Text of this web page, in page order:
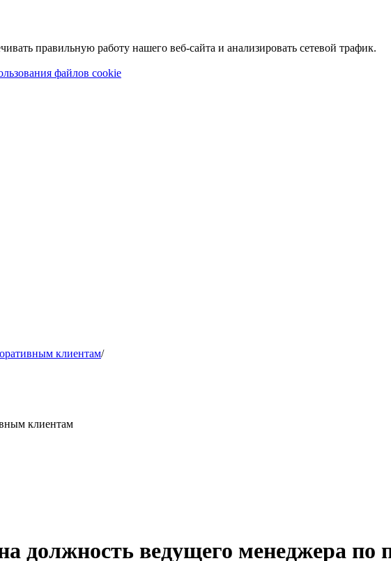
правильную работу нашего веб-сайта и анализировать сетевой трафик.
файлов cookie
клиентам/
клиентам
должность ведущего менеджера